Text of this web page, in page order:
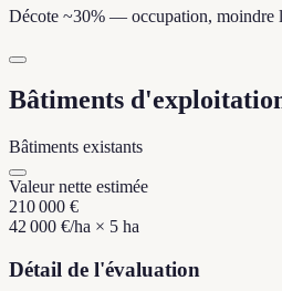
Décote ~30% — occupation, moindre
Bâtiments
Bâtiments existants
Valeur nette estimée
210 000 €
42 000 €/ha × 5 ha
Détail de l'évaluation